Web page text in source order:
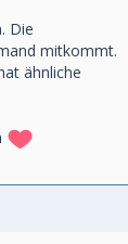
Die
mitkommt.
ähnliche